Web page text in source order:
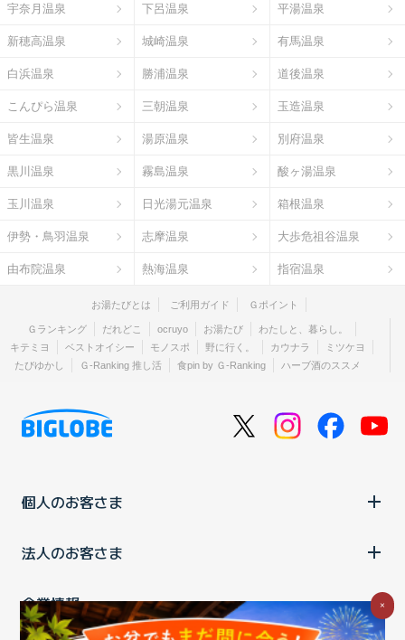
宇奈月温泉 下呂温泉 平湯温泉
新穂高温泉 城崎温泉 有馬温泉
白浜温泉 勝浦温泉 道後温泉
こんぴら温泉 三朝温泉 玉造温泉
皆生温泉 湯原温泉 別府温泉
黒川温泉 霧島温泉 酸ヶ湯温泉
玉川温泉 日光湯元温泉 箱根温泉
伊勢・鳥羽温泉 志摩温泉 大歩危祖谷温泉
由布院温泉 熱海温泉 指宿温泉
お湯たびとは ご利用ガイド Ｇポイント
Ｇランキング だれどこ ocruyo お湯たび
わたしと、暮らし。
キテミヨ
ベストオイシー モノスポ 野に行く。 カウナラ
ミツケヨ
たびゆかし
Ｇ-Ranking 推し活 食pin by Ｇ-Ranking ハーブ酒のススメ
個人のお客さま
法人のお客さま
企業情報 ×